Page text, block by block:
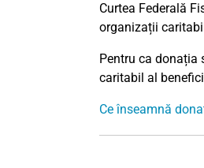
Curtea Federală
organizații
Pentru ca donația
caritabil al
Ce înseamnă